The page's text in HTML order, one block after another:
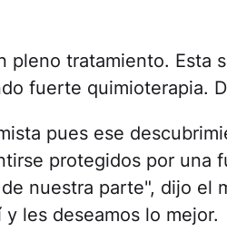
pleno tratamiento. Esta
fuerte quimioterapia.
pues ese
protegidos por una
nuestra parte", dijo el
y les deseamos lo mejor.